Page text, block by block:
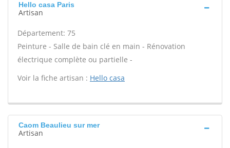
Hello casa Paris
Artisan
Département: 75
Peinture - Salle de bain clé en main - Rénovation
électrique complète ou partielle -
Voir la fiche artisan : Hello casa
Caom Beaulieu sur mer
Artisan